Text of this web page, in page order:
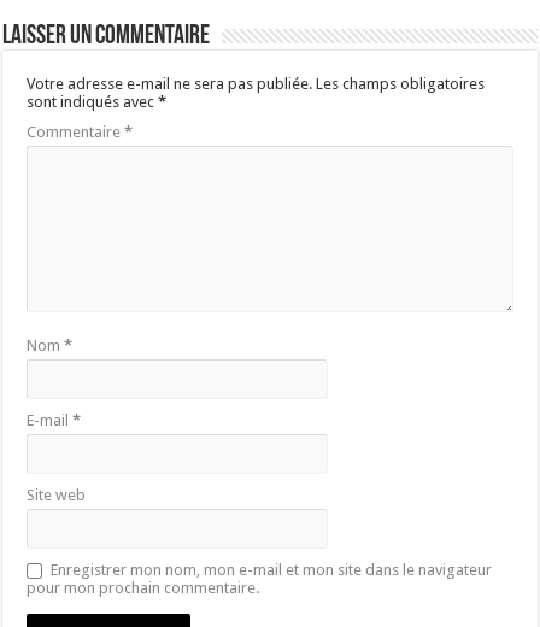
Laisser un commentaire
Votre adresse e-mail ne sera pas publiée. Les champs obligatoires
sont indiqués avec*
Commentaire*
Nom*
E-mail*
Site web
Enregistrer mon nom, mon e-mail et mon site dans le navigateur
pour mon prochain commentaire.